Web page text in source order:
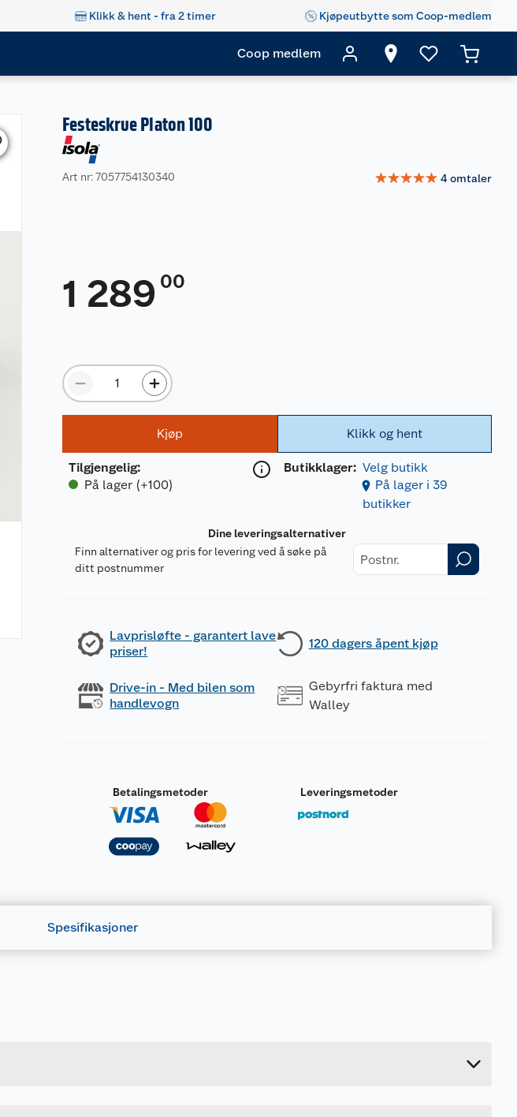
Klikk & hent - fra 2 timer Kjøpeutbytte som Coop-medlem
Coop medlem
Festeskrue Platon 100
Art nr: 7057754130340 ☆☆☆☆☆ 4omtaler
1 289 00
Kjøp
Tilgjengelig:
På lager (+100)
Klikk og hent
Butikklager: Velg butikk
På lager i 39
butikker
Dine leveringsalternativer
Finn alternativer og pris for levering ved å søke på
ditt postnummer
Lavprisløfte - garantert lave
priser!
120 dagers åpent kjøp
Drive-in - Med bilen som
handlevogn
Gebyrfri faktura med
Walley
Betalingsmetoder Leveringsmetoder
Spesifikasjoner